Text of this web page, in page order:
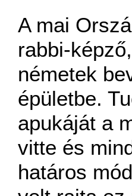
A mai
rabbi-
németek
épületbe.
apukáját a
vitte és
határos